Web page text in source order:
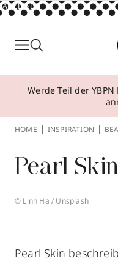
ANZEIGE
Parfum
Make-up
Über YBPN
Aktionen
Werde Teil der
HOME INSPIRATION
Pearl Skin
© Linh Ha / Unsplash
Pearl Skin